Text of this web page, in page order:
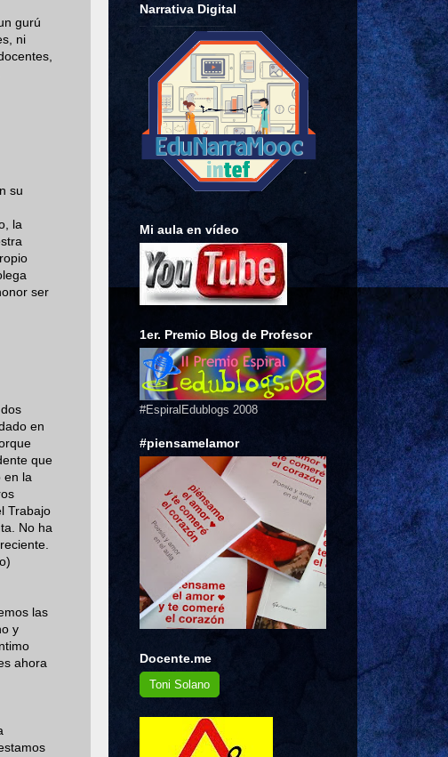
gurú
ni
su
la
ser
en
que
en la
Trabajo
No ha
las
y
ahora
Narrativa Digital
Mi aula en vídeo
1er. Premio Blog de Profesor
#EspiralEdublogs 2008
#piensamelamor
Docente.me
Toni Solano